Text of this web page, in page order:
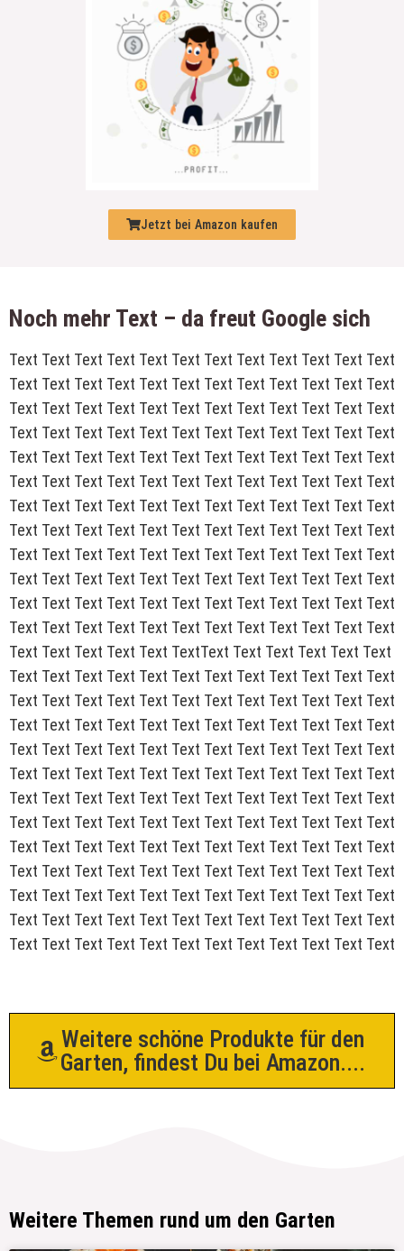
Jetzt bei Amazon kaufen
Noch mehr Text – da freut Google sich
Text Text Text Text Text Text Text Text Text Text Text Text
Text Text Text Text Text Text Text Text Text Text Text Text
Text Text Text Text Text Text Text Text Text Text Text Text
Text Text Text Text Text Text Text Text Text Text Text Text
Text Text Text Text Text Text Text Text Text Text Text Text
Text Text Text Text Text Text Text Text Text Text Text Text
Text Text Text Text Text Text Text Text Text Text Text Text
Text Text Text Text Text Text Text Text Text Text Text Text
Text Text Text Text Text Text Text Text Text Text Text Text
Text Text Text Text Text Text Text Text Text Text Text Text
Text Text Text Text Text Text Text Text Text Text Text Text
Text Text Text Text Text Text Text Text Text Text Text Text
Text Text Text Text Text TextText Text Text Text Text Text
Text Text Text Text Text Text Text Text Text Text Text Text
Text Text Text Text Text Text Text Text Text Text Text Text
Text Text Text Text Text Text Text Text Text Text Text Text
Text Text Text Text Text Text Text Text Text Text Text Text
Text Text Text Text Text Text Text Text Text Text Text Text
Text Text Text Text Text Text Text Text Text Text Text Text
Text Text Text Text Text Text Text Text Text Text Text Text
Text Text Text Text Text Text Text Text Text Text Text Text
Text Text Text Text Text Text Text Text Text Text Text Text
Text Text Text Text Text Text Text Text Text Text Text Text
Text Text Text Text Text Text Text Text Text Text Text Text
Text Text Text Text Text Text Text Text Text Text Text Text
Weitere schöne Produkte für den
Garten, findest Du bei Amazon....
Weitere Themen rund um den Garten